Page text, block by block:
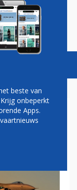
Vacatures
F-
beste van
onbeperkt
Apps.